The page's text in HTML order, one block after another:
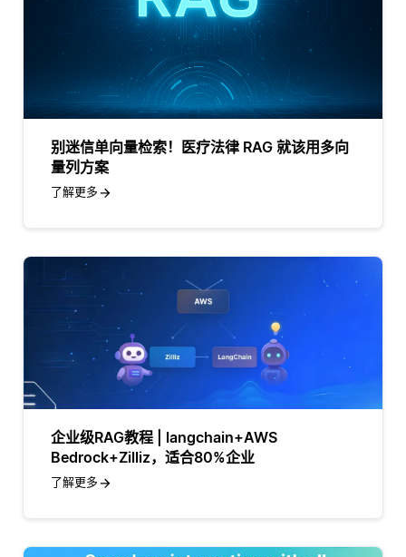
别迷信单向量检索！医疗法律 RAG 就该用多向
量列方案
了解更多
企业级RAG教程 | langchain+AWS
Bedrock+Zilliz，适合80%企业
了解更多